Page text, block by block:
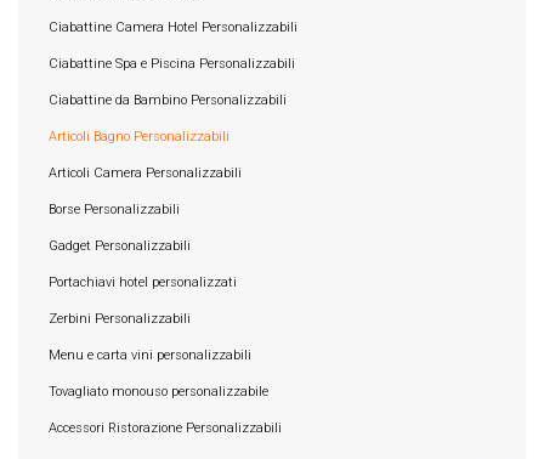
Ciabattine Camera Hotel Personalizzabili
Ciabattine Spa e Piscina Personalizzabili
Ciabattine da Bambino Personalizzabili
Articoli Bagno Personalizzabili
Articoli Camera Personalizzabili
Borse Personalizzabili
Gadget Personalizzabili
Portachiavi hotel personalizzati
Zerbini Personalizzabili
Menu e carta vini personalizzabili
Tovagliato monouso personalizzabile
Accessori Ristorazione Personalizzabili